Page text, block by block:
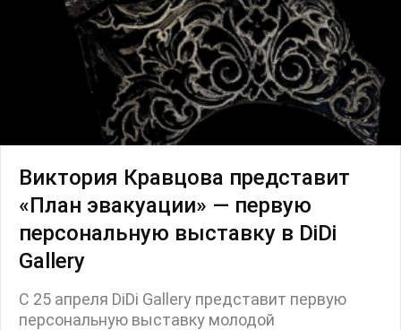
Виктория Кравцова представит
«План эвакуации» — первую
персональную выставку в DiDi
Gallery
С 25 апреля DiDi Gallery представит первую
персональную выставку молодой